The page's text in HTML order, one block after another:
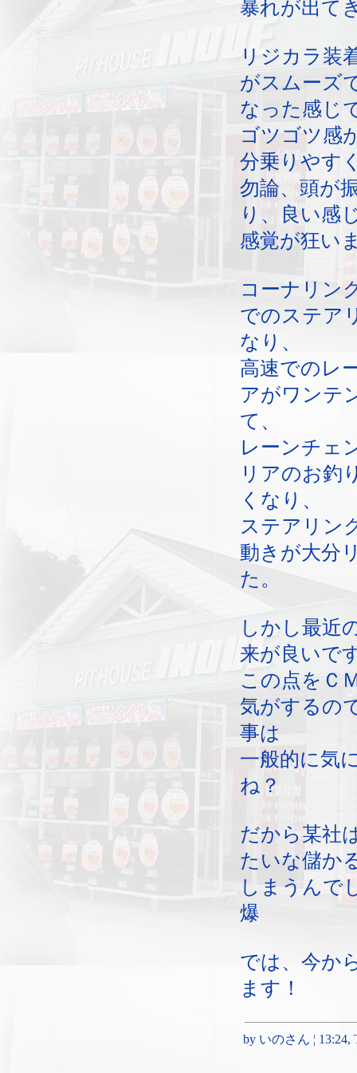
暴れが出て
リジカラ装
がスムーズ
なった感じ
ゴツゴツ感
分乗りやす
勿論、頭が
り、良い感
感覚が狂い
コーナリン
でのステア
なり、
高速でのレ
アがワンテ
て、
レーンチェ
リアのお釣
くなり、
ステアリン
動きが大分
た。
しかし最近
来が良いで
この点をＣ
気がするの
事は
一般的に気
ね？
だから某社
たいな儲か
しまうんで
爆
では、今か
ます！
by いのさん ¦ 13:24,